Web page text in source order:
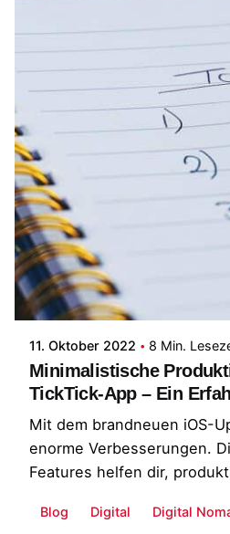
Posted by
Patrick
11. Oktober 2022 8 Min.
Minimalistische
TickTick-App – Ein
Mit dem brandneuen iOS-
enorme Verbesserungen.
Features helfen dir,
Blog Digital Digital